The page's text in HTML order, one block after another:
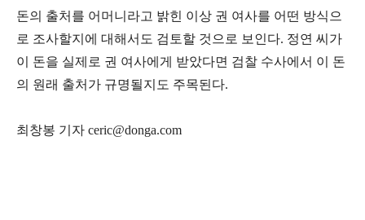
돈의 출처를 어머니라고 밝힌 이상 권 여사를 어떤 방식으
로 조사할지에 대해서도 검토할 것으로 보인다. 정연 씨가
이 돈을 실제로 권 여사에게 받았다면 검찰 수사에서 이 돈
의 원래 출처가 규명될지도 주목된다.
최창봉 기자 ceric@donga.com